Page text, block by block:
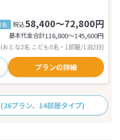
名 税込58,400～72,800円
基本代金合計116,800〜145,600円
(おとな2名 こども0名・1部屋/1泊2日)
プランの詳細
(26プラン、14部屋タイプ)